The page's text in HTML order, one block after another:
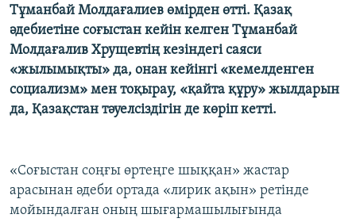
Тұманбай Молдағалиев өмірден өтті. Қазақ
әдебиетіне соғыстан кейін келген Тұманбай
Молдағалив Хрущевтің кезіндегі саяси
«жылымықты» да, онан кейінгі «кемелденген
социализм» мен тоқырау, «қайта құру» жылдарын
да, Қазақстан тәуелсіздігін де көріп кетті.
«Соғыстан соңғы өртеңге шыққан» жастар
арасынан әдеби ортада «лирик ақын» ретінде
мойындалған оның шығармашылығында